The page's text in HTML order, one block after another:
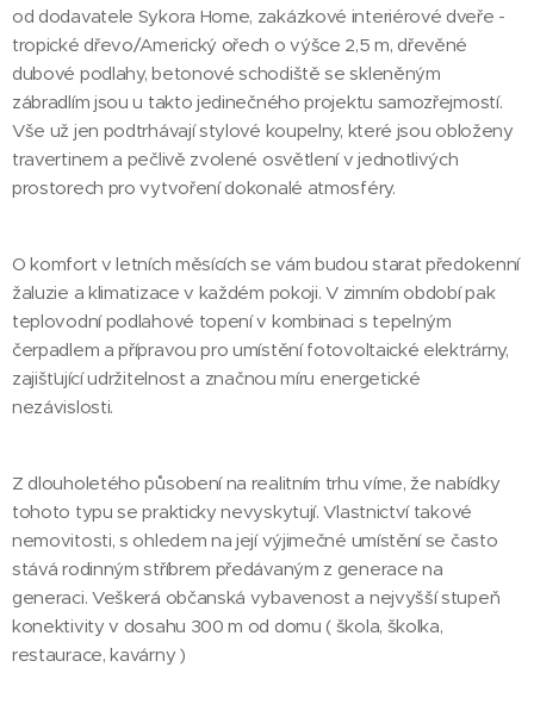
od dodavatele Sykora Home, zakázkové interiérové dveře -
tropické dřevo/Americký ořech o výšce 2,5 m, dřevěné
dubové podlahy, betonové schodiště se skleněným
zábradlím jsou u takto jedinečného projektu samozřejmostí.
Vše už jen podtrhávají stylové koupelny, které jsou obloženy
travertinem a pečlivě zvolené osvětlení v jednotlivých
prostorech pro vytvoření dokonalé atmosféry.
O komfort v letních měsících se vám budou starat předokenní
žaluzie a klimatizace v každém pokoji. V zimním období pak
teplovodní podlahové topení v kombinaci s tepelným
čerpadlem a přípravou pro umístění fotovoltaické elektrárny,
zajišťující udržitelnost a značnou míru energetické
nezávislosti.
Z dlouholetého působení na realitním trhu víme, že nabídky
tohoto typu se prakticky nevyskytují. Vlastnictví takové
nemovitosti, s ohledem na její výjimečné umístění se často
stává rodinným stříbrem předávaným z generace na
generaci. Veškerá občanská vybavenost a nejvyšší stupeň
konektivity v dosahu 300 m od domu ( škola, školka,
restaurace, kavárny )